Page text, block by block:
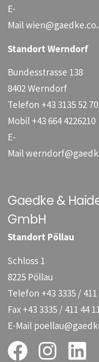
E-
Mail
Standort Werndorf
Bundesstrasse 138
8402 Werndorf
Telefon +43 3135 52
Mobil +43 664 4226210
E-
Mail
Gaedke &
GmbH
Standort Pöllau
Schloss 1
8225 Pöllau
Telefon +43 3335 / 411
Fax +43 3335 / 411 44
E-Mail